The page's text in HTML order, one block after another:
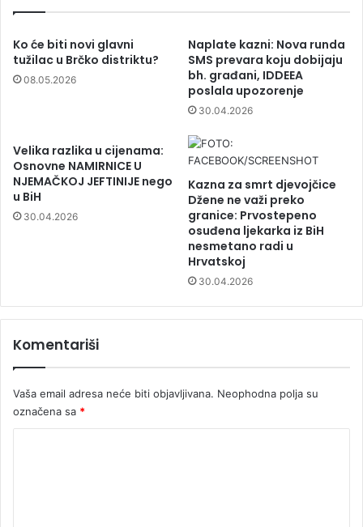
Ko će biti novi glavni
tužilac u Brčko distriktu?
08.05.2026
Naplate kazni: Nova runda
SMS prevara koju dobijaju
bh. građani, IDDEEA
poslala upozorenje
30.04.2026
Velika razlika u cijenama:
Osnovne NAMIRNICE U
NJEMAČKOJ JEFTINIJE nego
u BiH
30.04.2026
Kazna za smrt djevojčice
Džene ne važi preko
granice: Prvostepeno
osuđena ljekarka iz BiH
nesmetano radi u
Hrvatskoj
30.04.2026
Komentariši
Vaša email adresa neće biti objavljivana. Neophodna polja su
označena sa *